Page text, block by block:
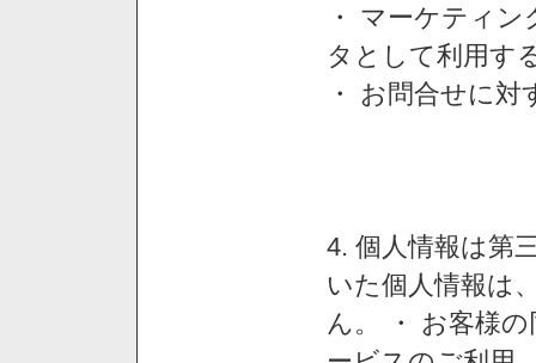
・ マーケティ
タとして利用す
・ お問合せに
4. 個人情報は第
いた個人情報は
ん。 ・ お客様